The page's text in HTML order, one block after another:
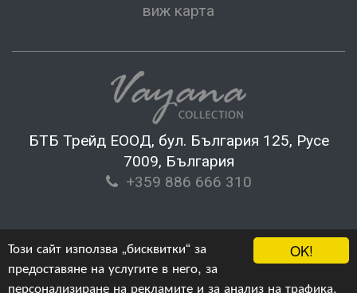
OK!
Този сайт използва „бисквитки“ за
предоставяне на услугите в него, за
персонализиране на рекламите и за анализ на трафика.
виж карта
БТБ Трейд ЕООД, бул. България 125, Русе
7009, България
+359 886 666 310